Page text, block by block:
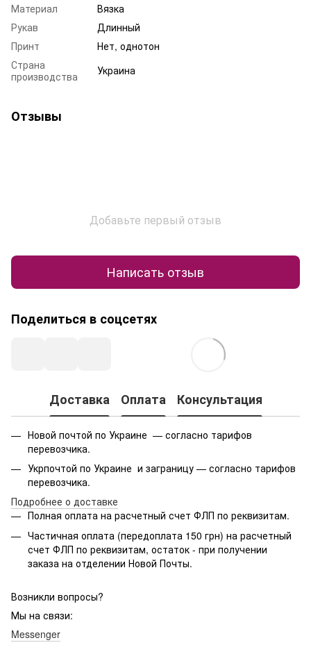
Материал
Вязка
Рукав
Длинный
Принт
Нет, однотон
Страна
производства
Украина
Отзывы
Добавьте первый отзыв
Написать отзыв
Поделиться в соцсетях
Доставка Оплата Консультация
Новой почтой по Украине — согласно тарифов
перевозчика.
Укрпочтой по Украине и заграницу — согласно тарифов
перевозчика.
Подробнее о доставке
Полная оплата на расчетный счет ФЛП по реквизитам.
Частичная оплата (передоплата 150 грн) на расчетный
счет ФЛП по реквизитам, остаток - при получении
заказа на отделении Новой Почты.
Возникли вопросы?
Мы на связи:
Messenger